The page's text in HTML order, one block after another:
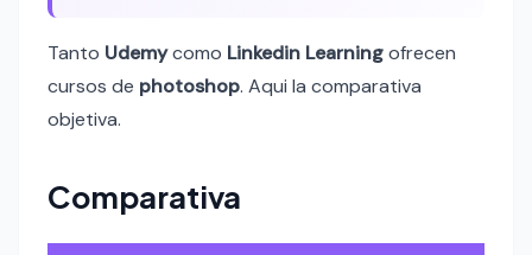
Tanto Udemycomo Linkedin Learningofrecen
cursos de photoshop. Aqui la comparativa
objetiva.
Comparativa